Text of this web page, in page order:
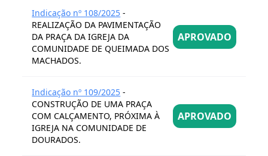
Indicação nº 108/2025 -
REALIZAÇÃO DA PAVIMENTAÇÃO
DA PRAÇA DA IGREJA DA
COMUNIDADE DE QUEIMADA DOS
MACHADOS.
APROVADO
Indicação nº 109/2025 -
CONSTRUÇÃO DE UMA PRAÇA
COM CALÇAMENTO, PRÓXIMA À
IGREJA NA COMUNIDADE DE
DOURADOS.
APROVADO